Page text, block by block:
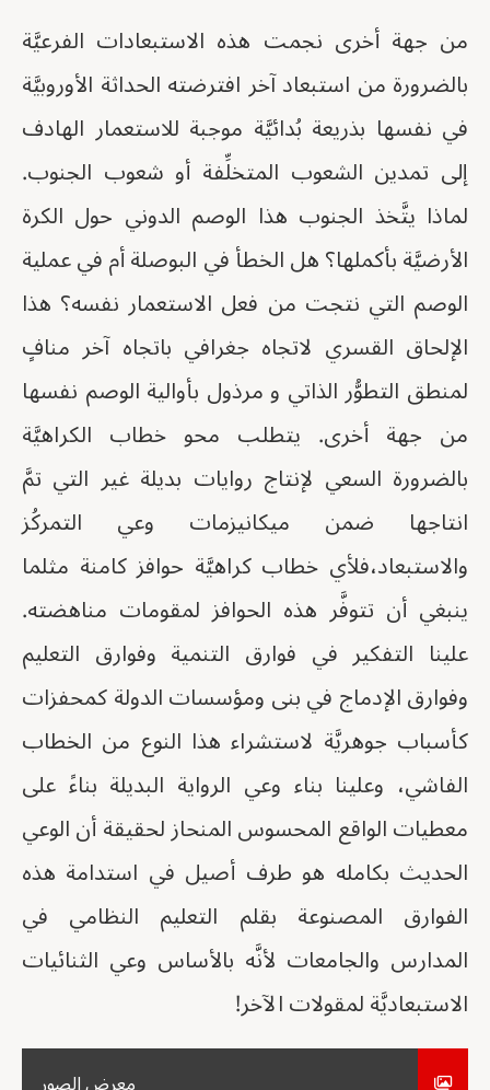
من جهة أخرى نجمت هذه الاستبعادات الفرعيَّة
بالضرورة من استبعاد آخر افترضته الحداثة الأوروبيَّة
في نفسها بذريعة بُدائيَّة موجبة للاستعمار الهادف
إلى تمدين الشعوب المتخلِّفة أو شعوب الجنوب.
لماذا يتَّخذ الجنوب هذا الوصم الدوني حول الكرة
الأرضيَّة بأكملها؟ هل الخطأ في البوصلة أم في عملية
الوصم التي نتجت من فعل الاستعمار نفسه؟ هذا
الإلحاق القسري لاتجاه جغرافي باتجاه آخر منافٍ
لمنطق التطوُّر الذاتي و مرذول بأوالية الوصم نفسها
من جهة أخرى. يتطلب محو خطاب الكراهيَّة
بالضرورة السعي لإنتاج روايات بديلة غير التي تمَّ
انتاجها ضمن ميكانيزمات وعي التمركُز
والاستبعاد،فلأي خطاب كراهيَّة حوافز كامنة مثلما
ينبغي أن تتوفَّر هذه الحوافز لمقومات مناهضته.
علينا التفكير في فوارق التنمية وفوارق التعليم
وفوارق الإدماج في بنى ومؤسسات الدولة كمحفزات
كأسباب جوهريَّة لاستشراء هذا النوع من الخطاب
الفاشي، وعلينا بناء وعي الرواية البديلة بناءً على
معطيات الواقع المحسوس المنحاز لحقيقة أن الوعي
الحديث بكامله هو طرف أصيل في استدامة هذه
الفوارق المصنوعة بقلم التعليم النظامي في
المدارس والجامعات لأنَّه بالأساس وعي الثنائيات
الاستبعاديَّة لمقولات الآخر!